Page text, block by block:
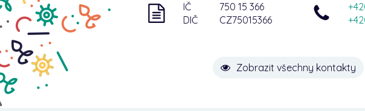
IČ
750 15 366
DIČ
CZ75015366
Zobrazit všechny kontakty